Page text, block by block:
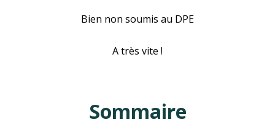
Bien non soumis au DPE
A très vite !
Sommaire